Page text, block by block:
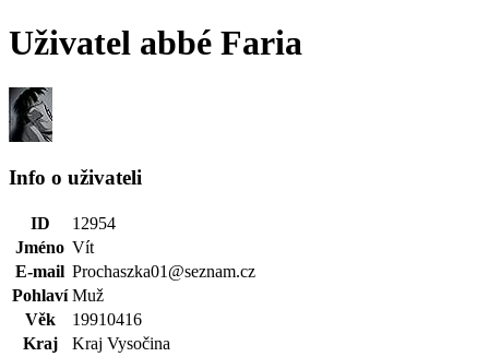
Uživatel abbé Faria
Info o uživateli
ID
12954
Jméno Vít
E-mail Prochaszka01@seznam.cz
Pohlaví Muž
Věk
19910416
Kraj
Kraj Vysočina